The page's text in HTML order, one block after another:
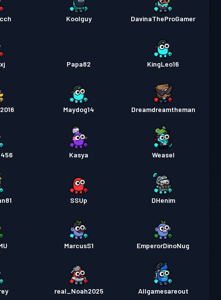
Koolguy DavinaTheProGamer
Papa82 KingLeo16
Maydog14 Dreamdreamtheman
Kasya Weasel
SSUp DHenim
MarcusS1 EmperorDinoNug
real_Noah2025 Allgamesareout